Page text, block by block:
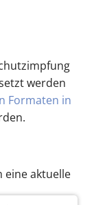
werden
Formaten in
eine aktuelle